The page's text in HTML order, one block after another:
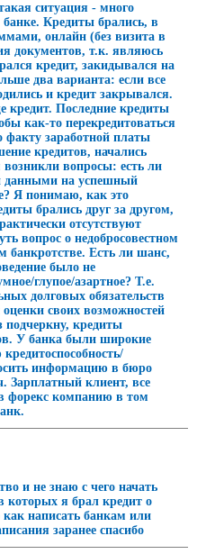
ситуация - много
Кредиты брались, в
онлайн (без визита в
документов, т.к. являюсь
кредит, закидывался на
два варианта: если все
и кредит закрывался.
кредит. Последние кредиты
как-то перекредитоваться
факту заработной платы
кредитов, начались
вопросы: есть ли
данными на успешный
Я понимаю, как это
брались друг за другом,
отсутствуют
вопрос о недобросовестном
банкротстве. Есть ли шанс,
было не
глупое/азартное? Т.е.
долговых обязательств
своих возможностей
кредиты
У банка были широкие
информацию в бюро
Зарплатный клиент, все
форекс компанию в том
и не знаю с чего начать
которых я брал кредит о
как написать банкам или
заранее спасибо